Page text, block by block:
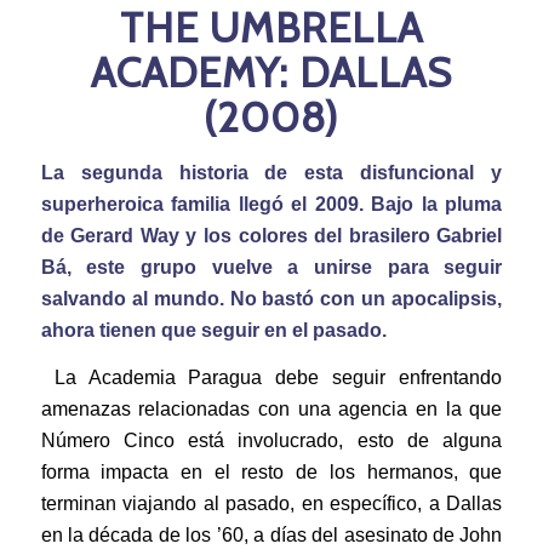
THE UMBRELLA
ACADEMY: DALLAS
(2008)
La segunda historia de esta disfuncional y
superheroica familia llegó el 2009. Bajo la pluma
de Gerard Way y los colores del brasilero Gabriel
Bá, este grupo vuelve a unirse para seguir
salvando al mundo. No bastó con un apocalipsis,
ahora tienen que seguir en el pasado.
La Academia Paragua debe seguir enfrentando
amenazas relacionadas con una agencia en la que
Número Cinco está involucrado, esto de alguna
forma impacta en el resto de los hermanos, que
terminan viajando al pasado, en específico, a Dallas
en la década de los ’60, a días del asesinato de John